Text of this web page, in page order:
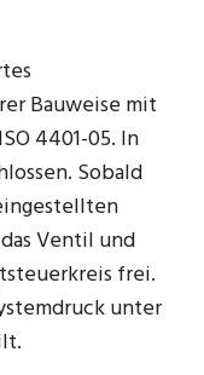
Bauweise mit
4401-05. In
Sobald
Ventil und
frei.
unter